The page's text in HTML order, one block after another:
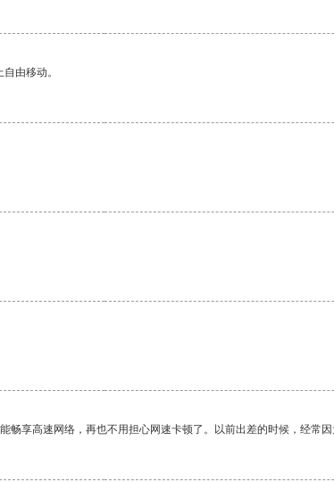
由移动。
享高速网络，再也不用担心网速卡顿了。以前出差的时候，经常